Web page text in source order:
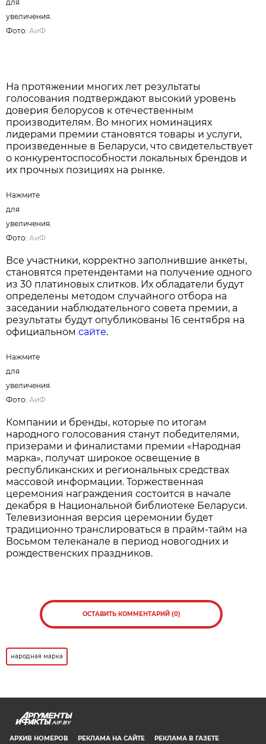
Нажмите для увеличения. Фото:АиФ
Именно такой формат делает результаты премии
максимально объективными, позволяя
определить реальные потребительские
предпочтения, уровень спонтанной
узнаваемости брендов и выявить компании,
Нажмите
для
увеличения.
На протяжении многих лет результаты
голосования подтверждают высокий уровень
доверия белорусов к отечественным
лидерами премии становятся товары и услуги,
о конкурентоспособности локальных брендов и
их прочных позициях на рынке.
Все участники, корректно заполнившие анкеты,
становятся претендентами на получение одного
из 30 платиновых слитков. Их обладатели будут
заседании наблюдательного совета премии, а
результаты будут опубликованы 16 сентября на